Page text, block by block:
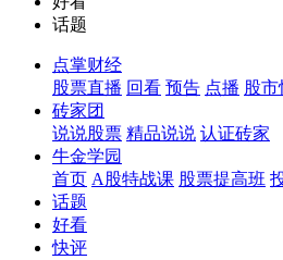
话题
点掌财经
股票直播 回看 预告 点播 股
砖家团
说说股票 精品说说 认证砖家
牛金学园
首页 A股特战课 股票提高班
话题
好看
快评